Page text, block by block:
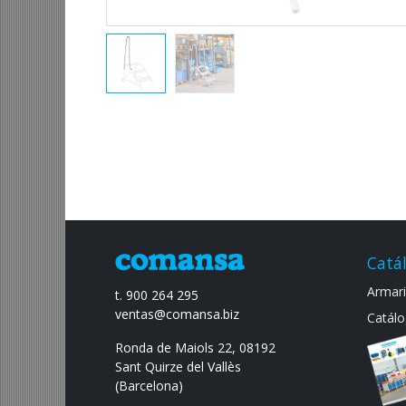
t. 900 264 295
ventas@comansa.biz
Ronda de Maiols 22, 08192
Sant Quirze del Vallès
(Barcelona)